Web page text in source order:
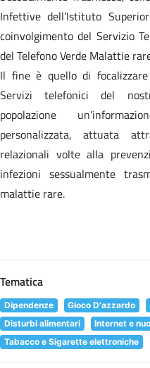
Infettive dell’Istituto
coinvolgimento del Servizio
del Telefono Verde Malattie
Il fine è quello di
Servizi telefonici del
popolazione
personalizzata, attuata
relazionali volte alla
infezioni sessualmente
malattie rare.
Tematica
Dipendenze Gioco D'azzardo
Disturbi alimentari
Internet e
Tabacco e Sigarette elettroniche